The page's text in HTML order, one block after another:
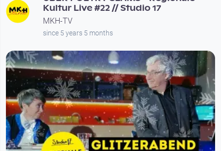
Kultur Live #22 // Studio 17
MKH-TV
since 5 years 5 months